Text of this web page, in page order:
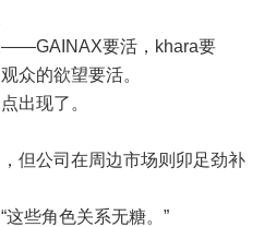
——GAINAX要活，khara要
众的欲望要活。
出现了。
但公司在周边市场则卯足劲补
些角色关系无糖。”